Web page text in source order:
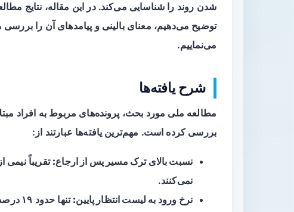
شدن روند را شناسایی می‌کند. در این مقاله، نتایج
توضیح می‌دهیم، معنای بالینی و پیامدهای آن را
می‌نماییم.
شرح یافته‌ها
مطالعه ملی مورد بحث، پرونده‌های مربوط به افراد
بررسی کرده است. مهم‌ترین یافته‌ها عبارتند از:
نسبت بالای ترک مسیر پس از ارجاع: تقریباً نیمی
نمی‌کنند.
نرخ ورود به لیست انتظار پایین: تنها حدود ۱۹ درصد